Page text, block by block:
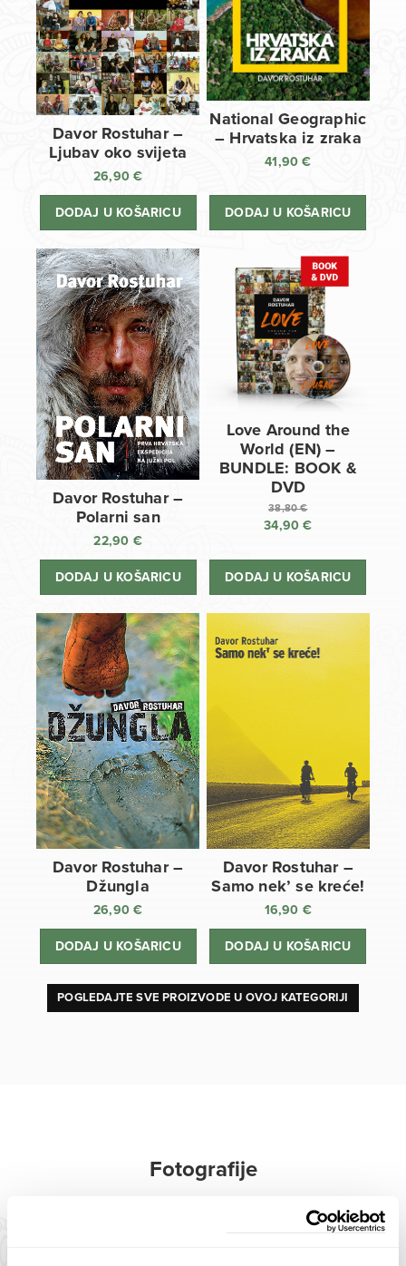
Davor Rostuhar –
Ljubav oko svijeta
26,90€
DODAJ U KOŠARICU
National Geographic
– Hrvatska iz zraka
41,90€
DODAJ U KOŠARICU
Davor Rostuhar –
Polarni san
22,90 €
DODAJ U KOŠARICU
Love Around the
World (EN) –
BUNDLE: BOOK &
DVD
38,80€
Izvorna
bila
34,90€
cijena
DODAJ U KOŠARICU
Davor Rostuhar –
Džungla
26,90€
DODAJ U KOŠARICU
Davor Rostuhar –
Samo nek’ se kreće!
16,90 €
DODAJ U KOŠARICU
POGLEDAJTE SVE PROIZVODE U OVOJ KATEGORIJI
Fotografije